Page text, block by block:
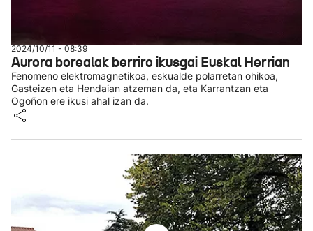
2024/10/11 - 08:39
Aurora borealak berriro ikusgai Euskal Herrian
Fenomeno elektromagnetikoa, eskualde polarretan ohikoa,
Gasteizen eta Hendaian atzeman da, eta Karrantzan eta
Ogoñon ere ikusi ahal izan da.